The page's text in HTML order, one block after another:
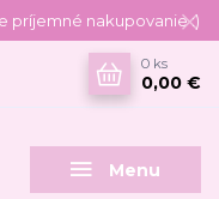
príjemné nakupovanie :)
Menu
0 ks
0,00 €